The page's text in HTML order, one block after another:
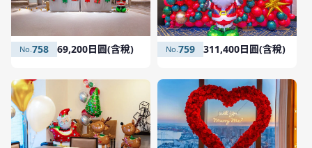
759 311,400日圓(含稅)
758 69,200日圓(含稅)